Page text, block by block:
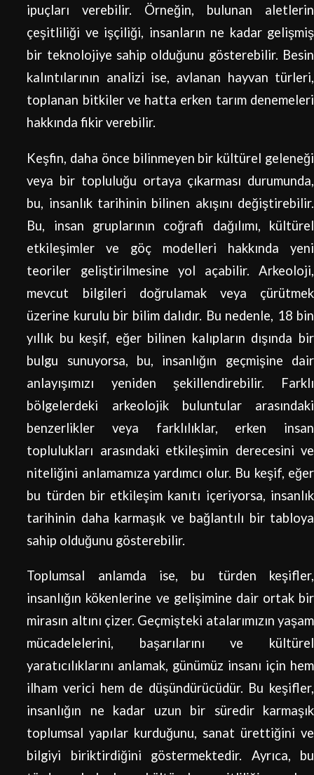
ipuçları verebilir. Örneğin, bulunan aletlerin
çeşitliliği ve işçiliği, insanların ne kadar gelişmiş
bir teknolojiye sahip olduğunu gösterebilir. Besin
kalıntılarının analizi ise, avlanan hayvan türleri,
toplanan bitkiler ve hatta erken tarım denemeleri
hakkında fikir verebilir.
Keşfin, daha önce bilinmeyen bir kültürel geleneği
veya bir topluluğu ortaya çıkarması durumunda,
bu, insanlık tarihinin bilinen akışını değiştirebilir.
Bu, insan gruplarının coğrafi dağılımı, kültürel
etkileşimler ve göç modelleri hakkında yeni
teoriler geliştirilmesine yol açabilir. Arkeoloji,
mevcut bilgileri doğrulamak veya çürütmek
üzerine kurulu bir bilim dalıdır. Bu nedenle, 18 bin
yıllık bu keşif, eğer bilinen kalıpların dışında bir
bulgu sunuyorsa, bu, insanlığın geçmişine dair
anlayışımızı yeniden şekillendirebilir. Farklı
bölgelerdeki arkeolojik buluntular arasındaki
benzerlikler veya farklılıklar, erken insan
toplulukları arasındaki etkileşimin derecesini ve
niteliğini anlamamıza yardımcı olur. Bu keşif, eğer
bu türden bir etkileşim kanıtı içeriyorsa, insanlık
tarihinin daha karmaşık ve bağlantılı bir tabloya
sahip olduğunu gösterebilir.
Toplumsal anlamda ise, bu türden keşifler,
insanlığın kökenlerine ve gelişimine dair ortak bir
mirasın altını çizer. Geçmişteki atalarımızın yaşam
mücadelelerini, başarılarını ve kültürel
yaratıcılıklarını anlamak, günümüz insanı için hem
ilham verici hem de düşündürücüdür. Bu keşifler,
insanlığın ne kadar uzun bir süredir karmaşık
toplumsal yapılar kurduğunu, sanat ürettiğini ve
bilgiyi biriktirdiğini göstermektedir. Ayrıca, bu